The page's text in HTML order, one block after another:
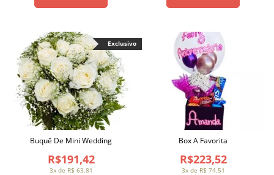
3x de R$ 63,81
R$191,42
Buquê De Mini Wedding
Exclusivo
3x de R$ 74,51
R$223,52
Box A Favorita